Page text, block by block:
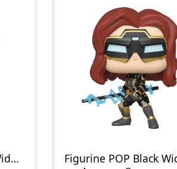
Figurine POP Black Widow